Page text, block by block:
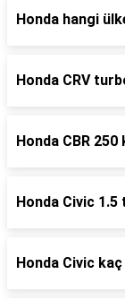
Honda hangi
Honda CRV
Honda CBR
Honda Civic
Honda Civic